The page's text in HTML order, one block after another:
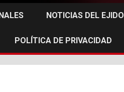
NOTICIAS DEL EJIDO
POLÍTICA DE PRIVACIDAD